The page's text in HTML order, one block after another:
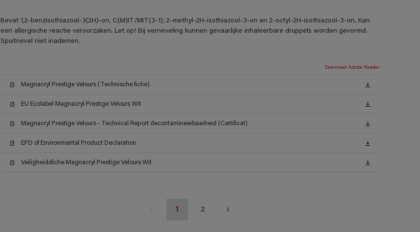
Bevat 1,2-benzisothiazool-3(2H)-on, C(M)IT/MIT(3-1), 2-methyl-2H-isothiazool-3-on en 2-octyl-2H-isothiazool-3-on. Kan
een allergische reactie veroorzaken. Let op! Bij verneveling kunnen gevaarlijke inhaleerbare druppels worden gevormd.
Spuitnevel niet inademen.
Download Adobe Reader
Magnacryl Prestige Velours (Technische fiche)
EU Ecolabel Magnacryl Prestige Velours Wit
Magnacryl Prestige Velours - Technical Report decontamineerbaarheid (Certificat)
EPD of Environmental Product Declaration
Veiligheidsfiche Magnacryl Prestige Velours Wit
1 2